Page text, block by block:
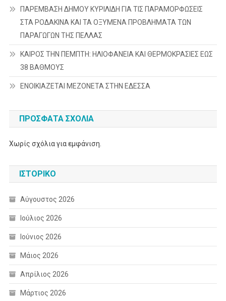
ΠΑΡΕΜΒΑΣΗ ΔΗΜΟΥ ΚΥΡΙΛΙΔΗ ΓΙΑ ΤΙΣ ΠΑΡΑΜΟΡΦΩΣΕΙΣ
ΣΤΑ ΡΟΔΑΚΙΝΑ ΚΑΙ ΤΑ ΟΞΥΜΕΝΑ ΠΡΟΒΛΗΜΑΤΑ ΤΩΝ
ΠΑΡΑΓΩΓΩΝ ΤΗΣ ΠΕΛΛΑΣ
ΚΑΙΡΟΣ ΤΗΝ ΠΕΜΠΤΗ: ΗΛΙΟΦΑΝΕΙΑ ΚΑΙ ΘΕΡΜΟΚΡΑΣΙΕΣ ΕΩΣ
38 ΒΑΘΜΟΥΣ
ΕΝΟΙΚΙΑΖΕΤΑΙ ΜΕΖΟΝΕΤΑ ΣΤΗΝ ΕΔΕΣΣΑ
ΠΡΌΣΦΑΤΑ ΣΧΌΛΙΑ
Χωρίς σχόλια για εμφάνιση.
ΙΣΤΟΡΙΚΌ
Αύγουστος 2026
Ιούλιος 2026
Ιούνιος 2026
Μάιος 2026
Απρίλιος 2026
Μάρτιος 2026